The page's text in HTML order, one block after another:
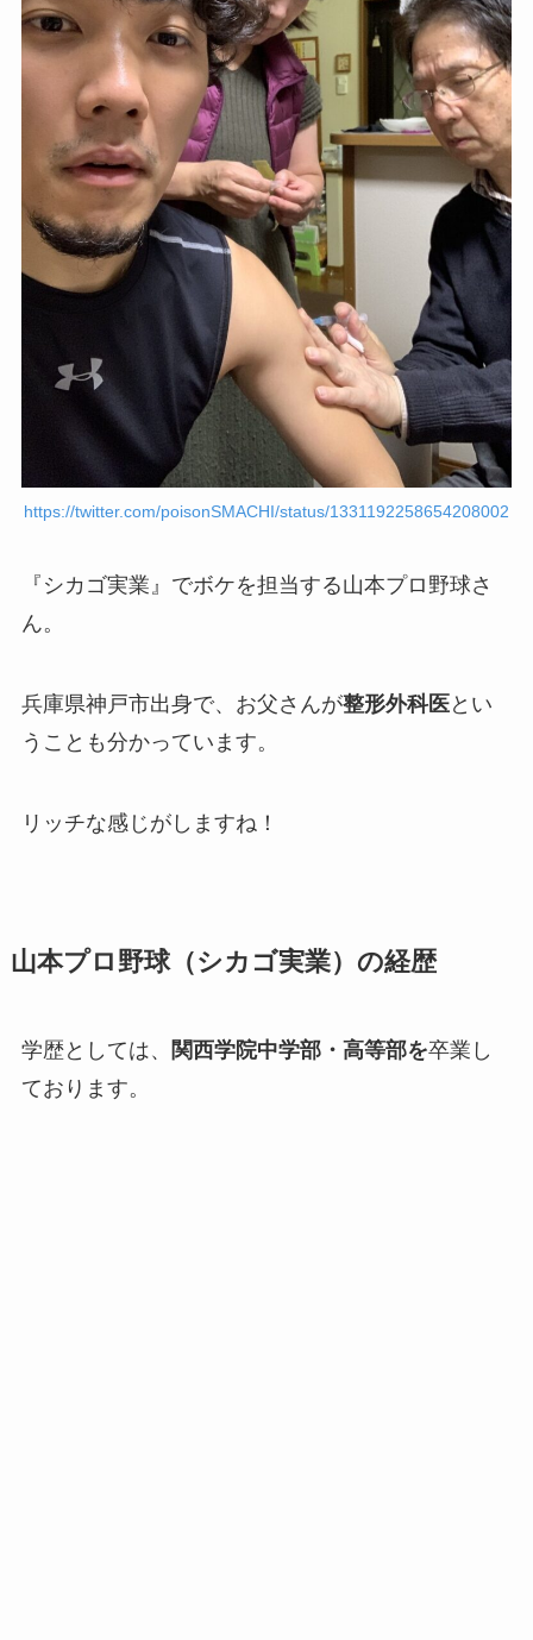
https://twitter.com/poisonSMACHI/status/1331192258654208002
『シカゴ実業』でボケを担当する山本プロ野球さ
ん。
兵庫県神戸市出身で、 お父さんが整形外科医とい
うことも分かっています。
リッチな感じがしますね！
山本プロ野球（シカゴ実業）の経歴
学歴としては、 関西学院中学部・高等部を卒業し
ております。